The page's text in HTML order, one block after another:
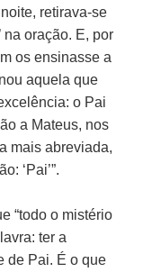
retirava-se
na oração. E, por
os ensinasse a
aquela que
o Pai
a Mateus, nos
mais abreviada,
‘Pai’”.
“todo o mistério
ter a
de Pai. É o que